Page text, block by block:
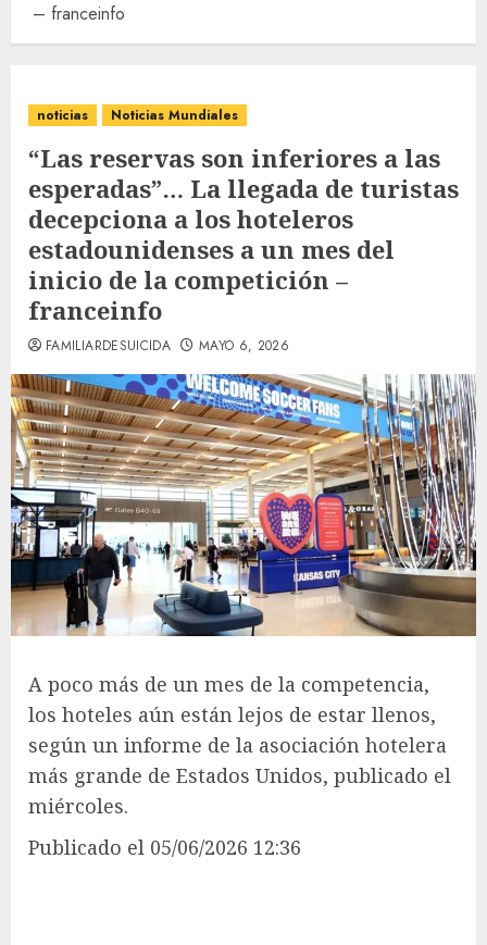
– franceinfo
noticias Noticias Mundiales
“Las reservas son inferiores a las
esperadas”… La llegada de turistas
decepciona a los hoteleros
estadounidenses a un mes del
inicio de la competición –
franceinfo
FAMILIARDESUICIDA MAYO 6, 2026
A poco más de un mes de la competencia,
los hoteles aún están lejos de estar llenos,
según un informe de la asociación hotelera
más grande de Estados Unidos, publicado el
miércoles.
Publicado el 05/06/2026 12:36